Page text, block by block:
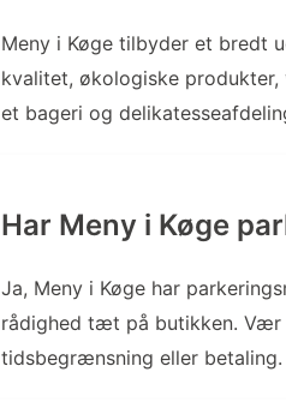
Meny i Køge tilbyder et bredt
kvalitet, økologiske produkter,
et bageri og
Har Meny i Køge
Ja, Meny i Køge har
rådighed tæt på butikken. Vær
tidsbegrænsning eller betaling.